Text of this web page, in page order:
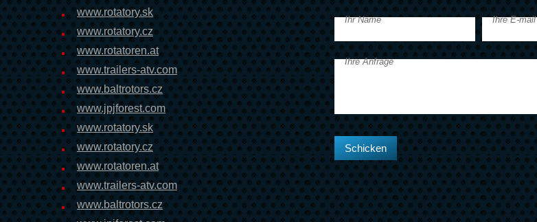
www.rotatory.sk
www.rotatory.cz
www.rotatoren.at
www.trailers-atv.com
www.baltrotors.cz
www.jpjforest.com
www.rotatory.sk
www.rotatory.cz
www.rotatoren.at
www.trailers-atv.com
www.baltrotors.cz
Ihr Name Ihre E-mail
Ihre Anfrage